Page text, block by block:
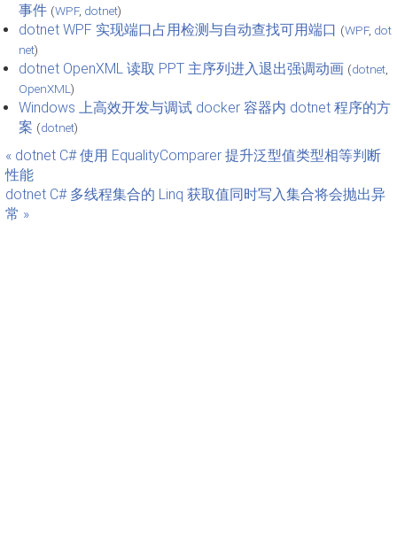
事件 (WPF, dotnet)
dotnet WPF 实现端口占用检测与自动查找可用端口 (WPF, dot
net)
dotnet OpenXML 读取 PPT 主序列进入退出强调动画 (dotnet
OpenXML )
Windows 上高效开发与调试 docker 容器内 dotnet 程序的方
案 (dotnet)
« dotnet C# 使用 EqualityComparer 提升泛型值类型相等判断
性能
dotnet C# 多线程集合的 Linq 获取值同时写入集合将会抛出异
常 »